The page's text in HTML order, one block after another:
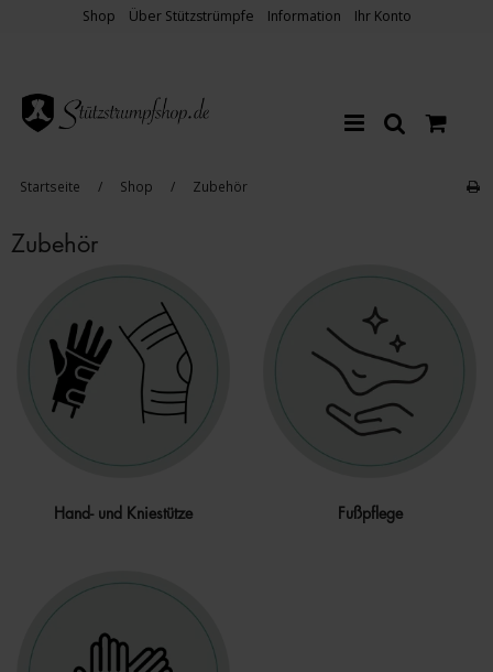
Shop Über Stützstrümpfe Information Ihr Konto
Startseite / Shop / Zubehör
Zubehör
Hand- und Kniestütze Fußpflege